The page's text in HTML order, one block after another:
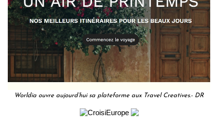
Worldia ouvre aujourd’hui sa plateforme aux Travel Creatives.- DR